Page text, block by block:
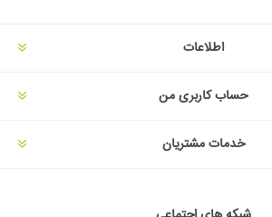
اطلاعات
حساب کاربری من
خدمات مشتریان